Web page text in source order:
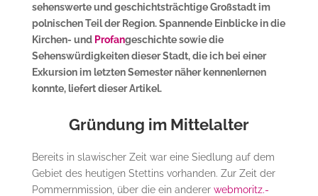
sehenswerte und geschichtsträchtige Großstadt im
polnischen Teil der Region. Spannende Einblicke in die
Kirchen- und Profangeschichte sowie die
Sehenswürdigkeiten dieser Stadt, die ich bei einer
Exkursion im letzten Semester näher kennenlernen
konnte, liefert dieser Artikel.
Gründung im Mittelalter
Bereits in slawischer Zeit war eine Siedlung auf dem
Gebiet des heutigen Stettins vorhanden. Zur Zeit der
Pommernmission, über die ein anderer webmoritz.-